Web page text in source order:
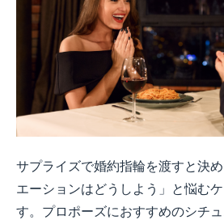
サプライズで婚約指輪を渡すと決
エーションはどうしよう」と悩む
す。プロポーズにおすすめのシチ